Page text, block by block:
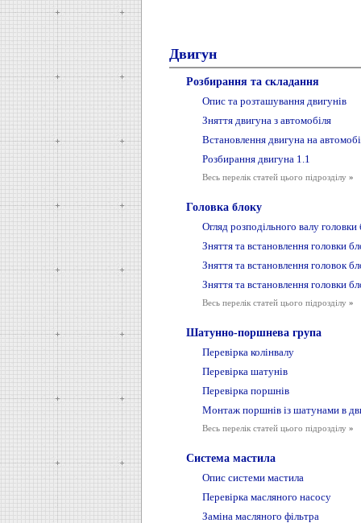
Двигун
Розбирання та складання
Опис та розташування двигунів
Зняття двигуна з автомобіля
Встановлення двигуна на
Розбирання двигуна 1.1
Весь перелік статей цього підрозділу »
Головка блоку
Огляд розподільного валу головки
Зняття та встановлення головки
Зняття та встановлення головок
Зняття та встановлення головки
Весь перелік статей цього підрозділу »
Шатунно-поршнева група
Перевірка колінвалу
Перевірка шатунів
Перевірка поршнів
Монтаж поршнів із шатунами в
Весь перелік статей цього підрозділу »
Система мастила
Опис системи мастила
Перевірка масляного насосу
Заміна масляного фільтра